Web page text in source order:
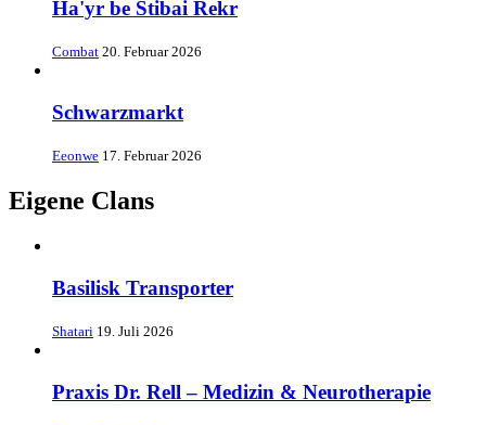
Ha'yr be Stibai Rekr
Combat 20. Februar 2026
Schwarzmarkt
Eeonwe 17. Februar 2026
Eigene Clans
Basilisk Transporter
Shatari 19. Juli 2026
Praxis Dr. Rell – Medizin & Neurotherapie